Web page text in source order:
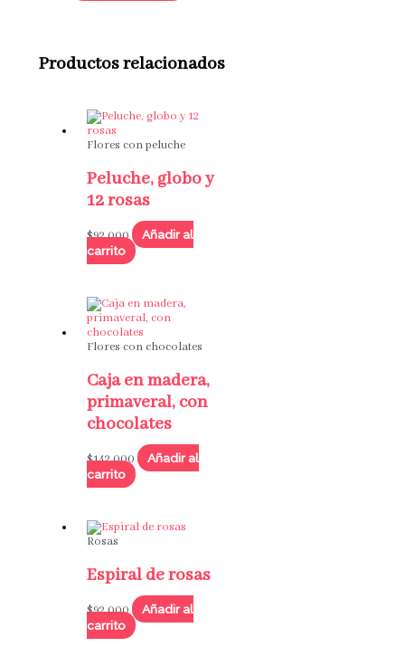
Productos relacionados
Flores con peluche
Peluche, globo y
12 rosas
$92,000
Añadir al
carrito
Flores con chocolates
Caja en madera,
primaveral, con
chocolates
$142,000
Añadir al
carrito
Rosas
Espiral de rosas
$92,000
Añadir al
carrito